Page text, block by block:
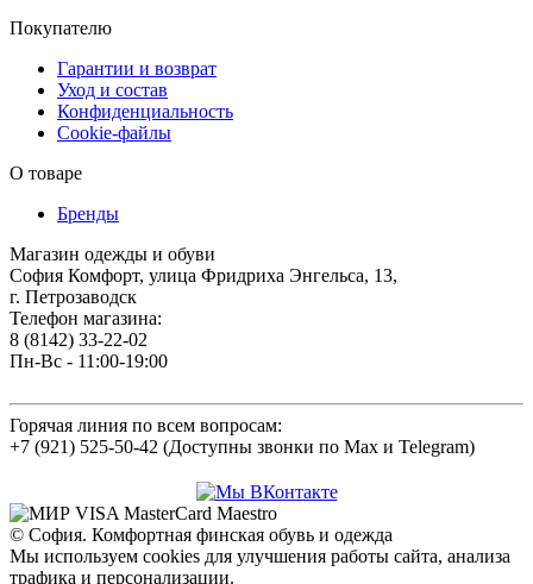
Покупателю
Гарантии и возврат
Уход и состав
Конфиденциальность
Cookie-файлы
О товаре
Бренды
Магазин одежды и обуви
София Комфорт, улица Фридриха Энгельса, 13,
г. Петрозаводск
Телефон магазина:
8 (8142) 33-22-02
Пн-Вс - 11:00-19:00
Горячая линия по всем вопросам:
+7 (921) 525-50-42 (Доступны звонки по Max и Telegram)
© София. Комфортная финская обувь и одежда
Мы используем cookies для улучшения работы сайта, анализа
трафика и персонализации.